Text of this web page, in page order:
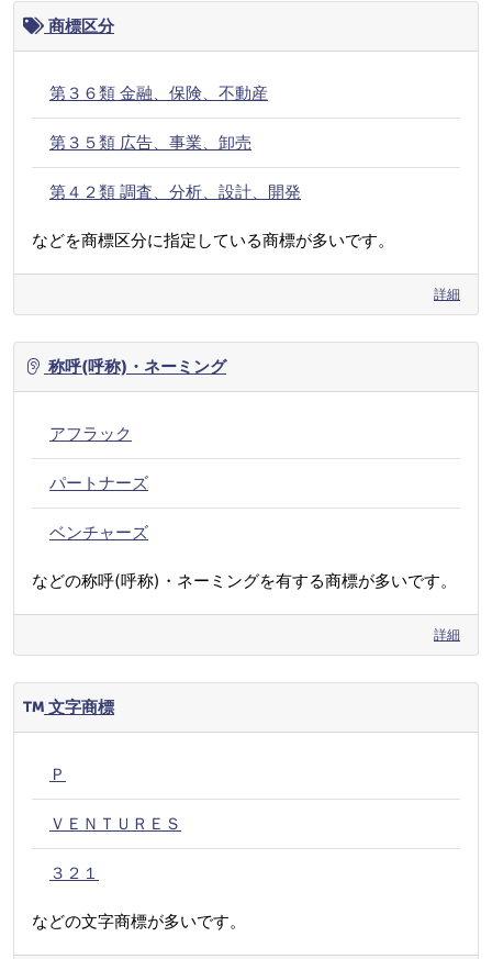
商標区分
第３６類 金融、保険、不動産
第３５類 広告、事業、卸売
第４２類 調査、分析、設計、開発
などを商標区分に指定している商標が多いです。
詳細
称呼(呼称)・ネーミング
アフラック
パートナーズ
ベンチャーズ
などの称呼(呼称)・ネーミングを有する商標が多いです。
詳細
文字商標
Ｐ
ＶＥＮＴＵＲＥＳ
３２１
などの文字商標が多いです。